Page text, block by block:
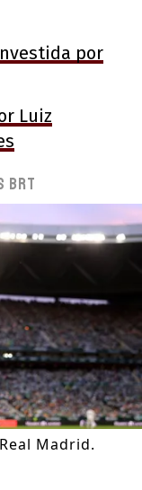
por
Luiz
Madrid.